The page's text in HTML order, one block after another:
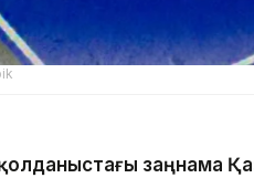
қолданыстағы заңнама